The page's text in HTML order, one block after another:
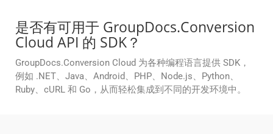
是否有可用于 GroupDocs.Conversion
Cloud API 的 SDK？
GroupDocs.Conversion Cloud 为各种编程语言提供 SDK，
例如 .NET、Java、Android、PHP、Node.js、Python、
Ruby、cURL 和 Go，从而轻松集成到不同的开发环境中。